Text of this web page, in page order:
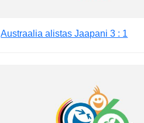
Austraalia alistas Jaapani 3 : 1